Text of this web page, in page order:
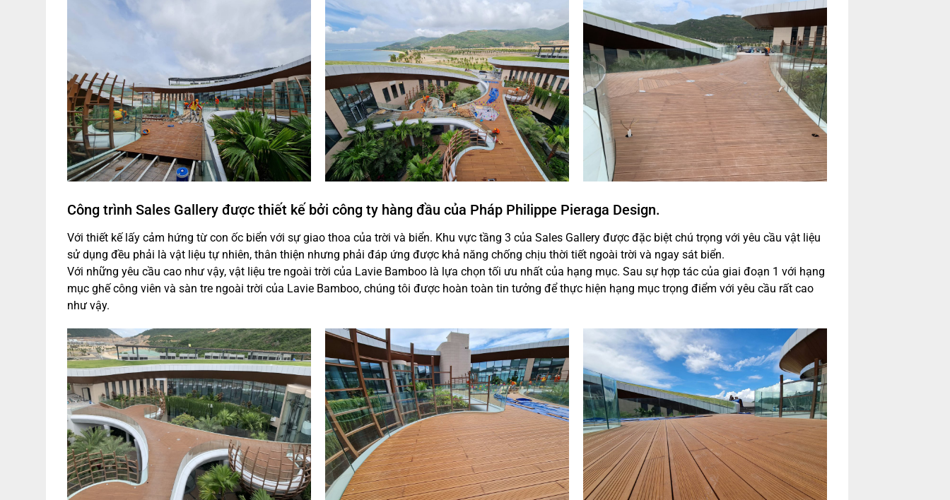
Công trình Sales Gallery được thiết kế bởi công ty hàng đầu của Pháp Philippe Pieraga Design.
Với thiết kế lấy cảm hứng từ con ốc biển với sự giao thoa của trời và biển. Khu vực tầng 3 của Sales Gallery được đặc biệt chú trọng với yêu cầu vật liệu
sử dụng đều phải là vật liệu tự nhiên, thân thiện nhưng phải đáp ứng được khả năng chống chịu thời tiết ngoài trời và ngay sát biển.
Với những yêu cầu cao như vậy, vật liệu tre ngoài trời của Lavie Bamboo là lựa chọn tối ưu nhất của hạng mục. Sau sự hợp tác của giai đoạn 1 với hạng
mục ghế công viên và sàn tre ngoài trời của Lavie Bamboo, chúng tôi được hoàn toàn tin tưởng để thực hiện hạng mục trọng điểm với yêu cầu rất cao
như vậy.